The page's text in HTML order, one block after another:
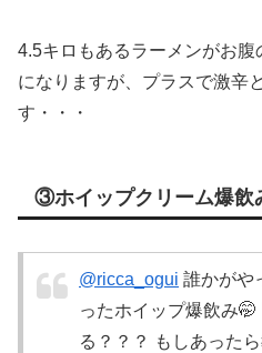
4.5キロもあるラーメンがお
になりますが、プラスで激辛
す・・・
③ホイップクリーム爆飲
@ricca_ogui 誰かがや
ったホイップ爆飲み
る？？？ もしあった